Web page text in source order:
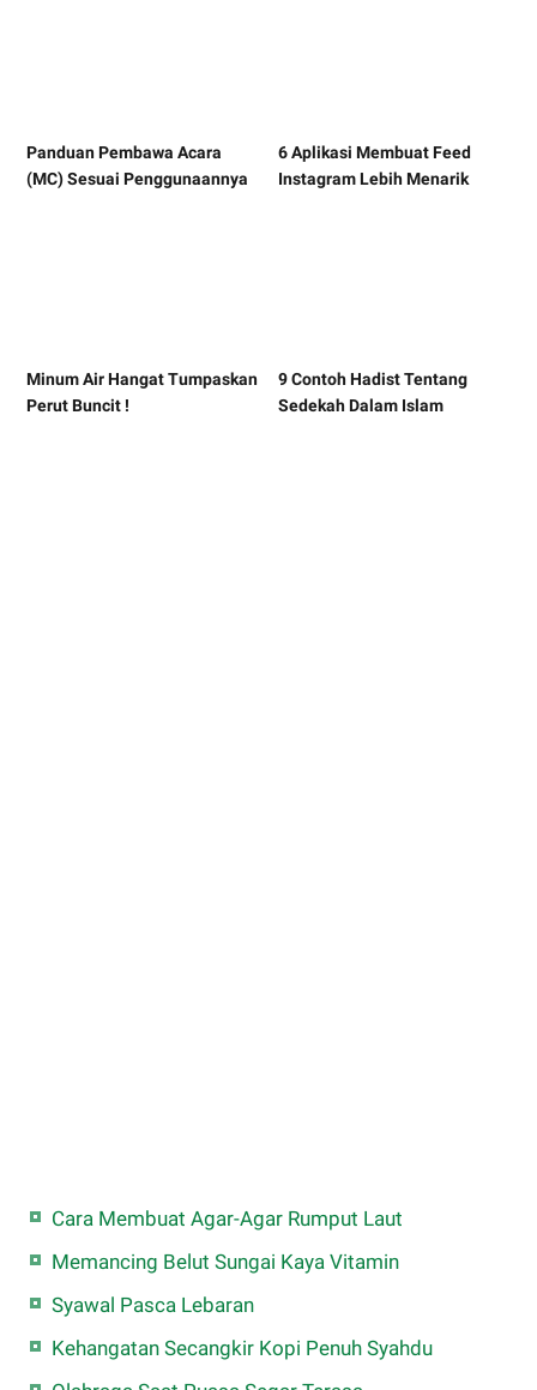
Panduan Pembawa Acara
(MC) Sesuai Penggunaannya
6 Aplikasi Membuat Feed
Instagram Lebih Menarik
Minum Air Hangat Tumpaskan
Perut Buncit !
9 Contoh Hadist Tentang
Sedekah Dalam Islam
Cara Membuat Agar-Agar Rumput Laut
Memancing Belut Sungai Kaya Vitamin
Syawal Pasca Lebaran
Kehangatan Secangkir Kopi Penuh Syahdu